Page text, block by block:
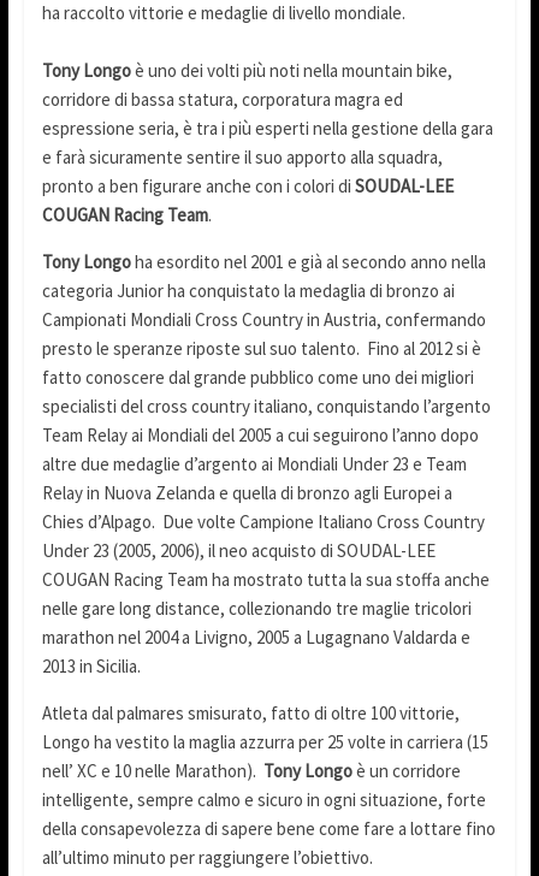
ha raccolto vittorie e medaglie di livello mondiale.
Tony Longoè uno dei volti più noti nella mountain bike,
corridore di bassa statura, corporatura magra ed
espressione seria, è tra i più esperti nella gestione della gara
e farà sicuramente sentire il suo apporto alla squadra,
pronto a ben figurare anche con i colori di SOUDAL-LEE
COUGAN Racing Team.
Tony Longoha esordito nel 2001 e già al secondo anno nella
categoria Junior ha conquistato la medaglia di bronzo ai
Campionati Mondiali Cross Country in Austria, confermando
presto le speranze riposte sul suo talento. Fino al 2012 si è
fatto conoscere dal grande pubblico come uno dei migliori
specialisti del cross country italiano, conquistando l’argento
Team Relay ai Mondiali del 2005 a cui seguirono l’anno dopo
altre due medaglie d’argento ai Mondiali Under 23 e Team
Relay in Nuova Zelanda e quella di bronzo agli Europei a
Chies d’Alpago. Due volte Campione Italiano Cross Country
Under 23 (2005, 2006), il neo acquisto di SOUDAL-LEE
COUGAN Racing Team ha mostrato tutta la sua stoffa anche
nelle gare long distance, collezionando tre maglie tricolori
marathon nel 2004 a Livigno, 2005 a Lugagnano Valdarda e
2013 in Sicilia.
Atleta dal palmares smisurato, fatto di oltre 100 vittorie,
Longo ha vestito la maglia azzurra per 25 volte in carriera (15
nell’ XC e 10 nelle Marathon). Tony Longoè un corridore
intelligente, sempre calmo e sicuro in ogni situazione, forte
della consapevolezza di sapere bene come fare a lottare fino
all’ultimo minuto per raggiungere l’obiettivo.